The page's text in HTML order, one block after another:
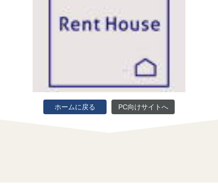
ホームに戻る PC向けサイトへ